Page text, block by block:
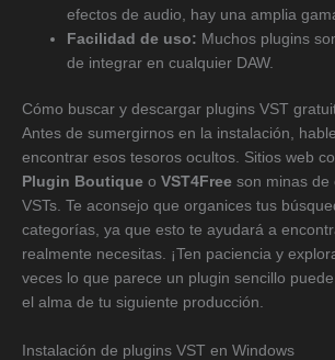
efectos de audio, hay una amplia
Facilidad de uso: Muchos plugins
de integrar en cualquier DAW.
Cómo buscar y descargar plugins VST
Antes de sumergirnos en la instalación,
encontrar esos tesoros ocultos. Sitios web
Plugin Boutique o VST4Free son minas de
VSTs. Te aconsejo que organices tus
categorías, ya que esto te ayudará a
realmente necesitas. ¡Ten paciencia y
veces lo que parece un plugin sencillo
el alma de tu siguiente producción.
Instalación de plugins VST en Windows